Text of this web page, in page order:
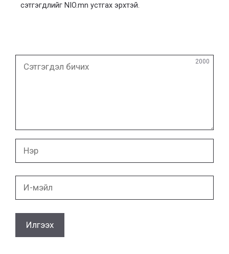
сэтгэгдлийг NIO.mn устгах эрхтэй.
бичих
2000